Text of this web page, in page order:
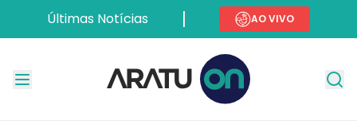
Últimas Notícias AO VIVO